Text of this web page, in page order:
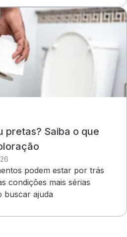
pretas? Saiba o que
podem estar por trás
condições mais sérias
buscar ajuda